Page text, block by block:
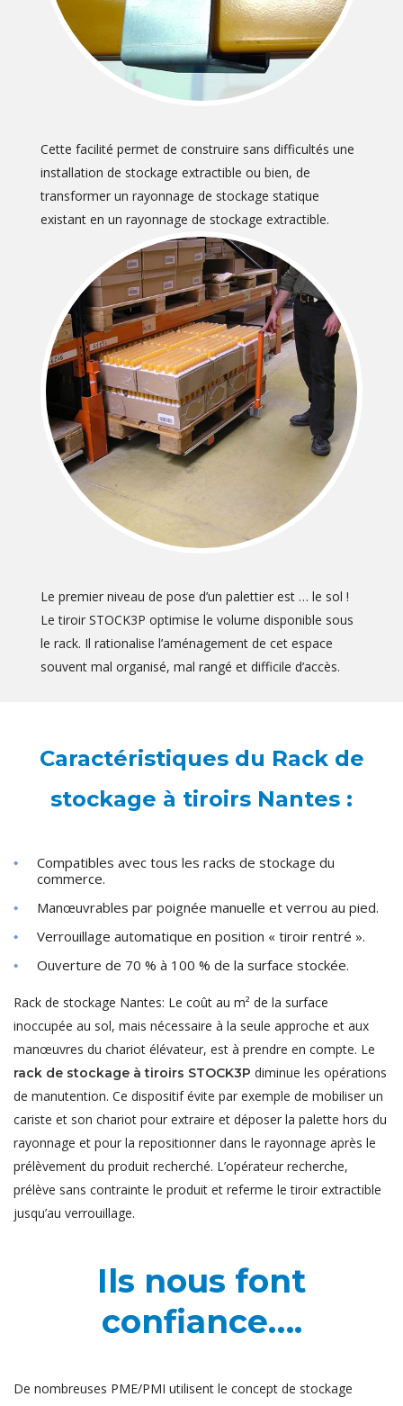
Cette facilité permet de construire sans difficultés une
installation de stockage extractible ou bien, de
transformer un rayonnage de stockage statique
existant en un rayonnage de stockage extractible.
Le premier niveau de pose d’un palettier est … le sol !
Le tiroir STOCK3P optimise le volume disponible sous
le rack. Il rationalise l’aménagement de cet espace
souvent mal organisé, mal rangé et difficile d’accès.
Caractéristiques du Rack de
stockage à tiroirs Nantes :
Compatibles avec tous les racks de stockage du
commerce.
Manœuvrables par poignée manuelle et verrou au pied.
Verrouillage automatique en position « tiroir rentré ».
Ouverture de 70 % à 100 % de la surface stockée.
Rack de stockage Nantes: Le coût au m² de la surface
inoccupée au sol, mais nécessaire à la seule approche et aux
manœuvres du chariot élévateur, est à prendre en compte. Le
rack de stockage à tiroirs STOCK3P diminue les opérations
de manutention. Ce dispositif évite par exemple de mobiliser un
cariste et son chariot pour extraire et déposer la palette hors du
rayonnage et pour la repositionner dans le rayonnage après le
prélèvement du produit recherché. L’opérateur recherche,
prélève sans contrainte le produit et referme le tiroir extractible
jusqu’au verrouillage.
Ils nous font
confiance….
De nombreuses PME/PMI utilisent le concept de stockage